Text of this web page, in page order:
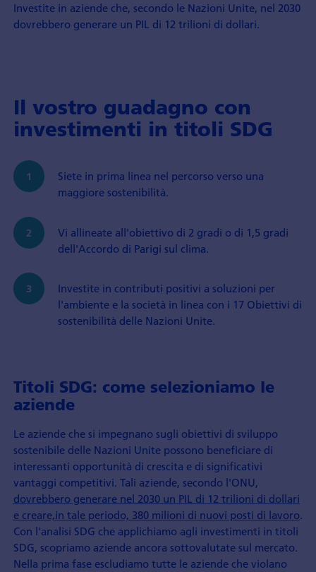
Investite in aziende che, secondo le Nazioni Unite, nel 2030
dovrebbero generare un PIL di 12 trilioni di dollari.
Il vostro guadagno con
investimenti in titoli SDG
Siete in prima linea nel percorso verso una
maggiore sostenibilità.
Vi allineate all'obiettivo di 2 gradi o di 1,5 gradi
dell'Accordo di Parigi sul clima.
Investite in contributi positivi a soluzioni per
l'ambiente e la società in linea con i 17 Obiettivi di
sostenibilità delle Nazioni Unite.
Titoli SDG: come selezioniamo le
aziende
Le aziende che si impegnano sugli obiettivi di sviluppo
sostenibile delle Nazioni Unite possono beneficiare di
interessanti opportunità di crescita e di significativi
vantaggi competitivi. Tali aziende, secondo l'ONU,
dovrebbero generare nel 2030 un PIL di 12 trilioni di dollari
e creare,in tale periodo, 380 milioni di nuovi posti di lavoro.
Con l'analisi SDG che applichiamo agli investimenti in titoli
SDG, scopriamo aziende ancora sottovalutate sul mercato.
Nella prima fase escludiamo tutte le aziende che violano